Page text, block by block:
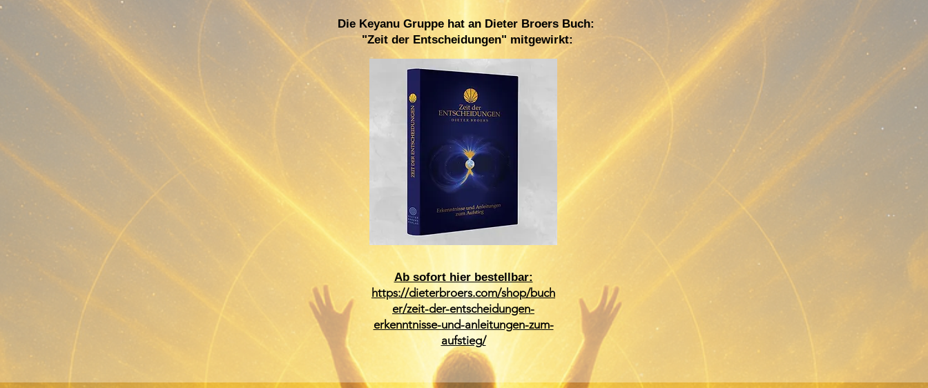
Die Keyanu Gruppe hat an Dieter Broers Buch:
"Zeit der Entscheidungen" mitgewirkt:
Ab sofort hier bestellbar:
https://dieterbroers.com/shop/buch
er/zeit-der-entscheidungen-
erkenntnisse-und-anleitungen-zum-
aufstieg/